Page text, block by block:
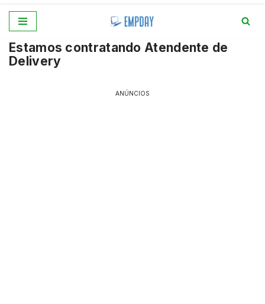
para
o
Estamos contratando Atendente de
Delivery
ANÚNCIOS